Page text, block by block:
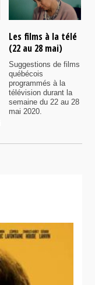
Les films à la télé
(22 au 28 mai)
Suggestions de films
québécois
programmés à la
télévision durant la
semaine du 22 au 28
mai 2020.